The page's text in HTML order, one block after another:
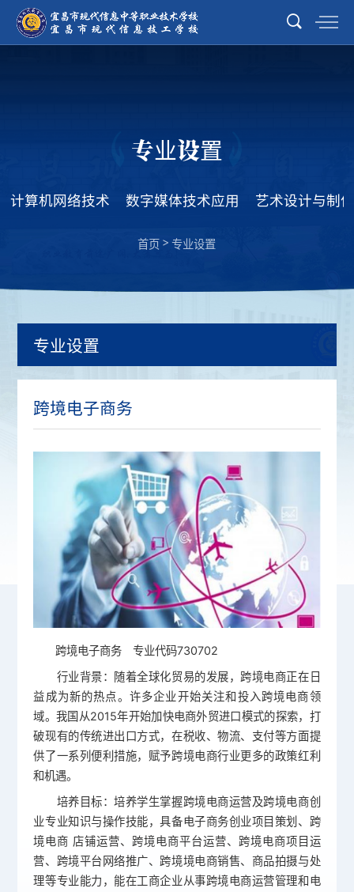
专业设置
计算机网络技术 数字媒体技术应用 艺术设计与制
首页 > 专业设置
专业设置
跨境电子商务
跨境电子商务 专业代码730702
行业背景：随着全球化贸易的发展，跨境电商正在日
益成为新的热点。许多企业开始关注和投入跨境电商领
域。我国从2015年开始加快电商外贸进口模式的探索，打
破现有的传统进出口方式，在税收、物流、支付等方面提
供了一系列便利措施，赋予跨境电商行业更多的政策红利
和机遇。
培养目标：培养学生掌握跨境电商运营及跨境电商创
业专业知识与操作技能，具备电子商务创业项目策划、跨
境电商 店铺运营、跨境电商平台运营、跨境电商项目运
营、跨境平台网络推广、跨境境电商销售、商品拍摄与处
理等专业能力，能在工商企业从事跨境电商运营管理和电